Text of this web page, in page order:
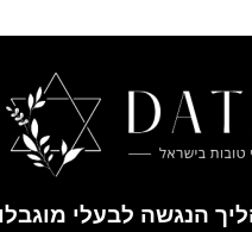
הנגשה לבעלי